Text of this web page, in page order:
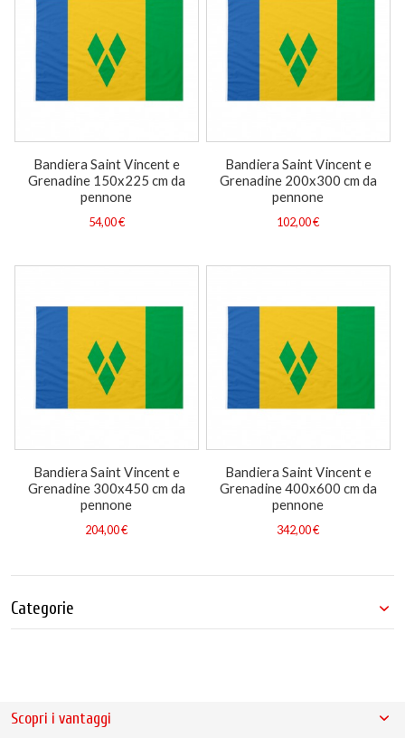
Bandiera Saint Vincent e
Grenadine 150x225 cm da
pennone
54,00 €
Bandiera Saint Vincent e
Grenadine 200x300 cm da
pennone
102,00 €
Bandiera Saint Vincent e
Grenadine 300x450 cm da
pennone
204,00 €
Bandiera Saint Vincent e
Grenadine 400x600 cm da
pennone
342,00 €
Categorie
Scopri i vantaggi